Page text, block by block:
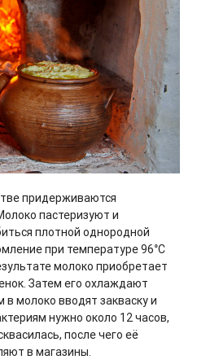
придерживаются
пастеризуют и
плотной однородной
при температуре 96°C
молоко приобретает
Затем его охлаждают
молоко вводят закваску и
нужно около 12 часов,
после чего её
в магазины.